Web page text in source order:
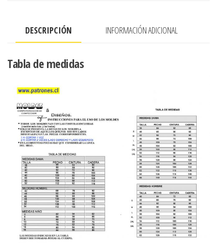
cantidad
DESCRIPCIÓN INFORMACIÓN ADICIONAL
Tabla de medidas